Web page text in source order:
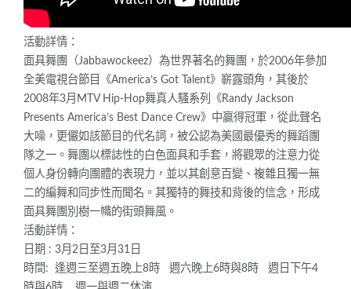
活動詳情：
面具舞團（Jabbawockeez）為世界著名的舞團，於2006年參加
全美電視台節目《America’s Got Talent》嶄露頭角，其後於
2008年3月MTV Hip-Hop舞真人騷系列《Randy Jackson
Presents America’s Best Dance Crew》中贏得冠軍，從此聲名
大噪，更儼如該節目的代名詞，被公認為美國最優秀的舞蹈團
隊之一。舞團以標誌性的白色面具和手套，將觀眾的注意力從
個人身份轉向團體的表現力，並以其創意百變、複雜且獨一無
二的編舞和同步性而聞名。其獨特的舞技和背後的信念，形成
面具舞團別樹一幟的街頭舞風。
活動詳情：
日期 : 3月2日至3月31日
時間: 逢週三至週五晚上8時 週六晚上6時與8時 週日下午4